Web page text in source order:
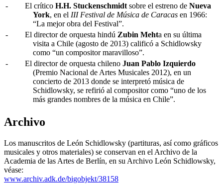
-
El crítico H.H. Stuckenschmidt sobre el estreno de Nueva
York, en el III Festival de Música de Caracas en 1966:
“La mejor obra del Festival”.
-
El director de orquesta hindú Zubin Mehta en su última
visita a Chile (agosto de 2013) calificó a Schidlowsky
como “un compositor maravilloso”.
-
El director de orquesta chileno Juan Pablo Izquierdo
(Premio Nacional de Artes Musicales 2012), en un
concierto de 2013 donde se interpretó música de
Schidlowsky, se refirió al compositor como “uno de los
más grandes nombres de la música en Chile”.
Archivo
Los manuscritos de León Schidlowsky (partituras, así como gráficos
musicales y otros materiales) se conservan en el Archivo de la
Academia de las Artes de Berlín, en su Archivo León Schidlowsky,
véase:
www.archiv.adk.de/bigobjekt/38158